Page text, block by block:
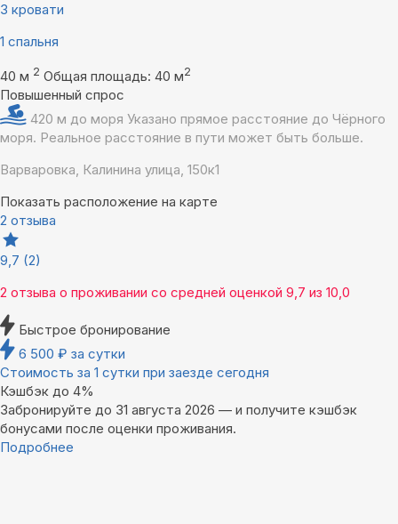
3 кровати
1 спальня
40 м 2 Общая площадь: 40 м2
Повышенный спрос
420 м до моря Указано прямое расстояние до Чёрного
моря. Реальное расстояние в пути может быть больше.
Варваровка, Калинина улица, 150к1
Показать расположение на карте
2 отзыва
9,7 (2)
2 отзыва о проживании со средней оценкой 9,7 из 10,0
Быстрое бронирование
6 500 ₽ за сутки
Стоимость за 1 сутки при заезде сегодня
Кэшбэк до 4%
Забронируйте до 31 августа 2026 — и получите кэшбэк
бонусами после оценки проживания.
Подробнее